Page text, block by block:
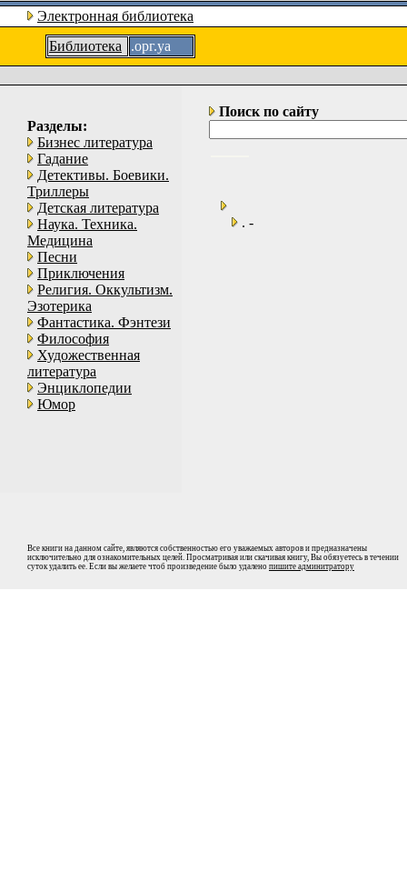
Электронная библиотека
Библиотека
.орг.уа
Разделы:
Бизнес литература
Гадание
Детективы. Боевики.
Триллеры
Детская литература
Наука. Техника.
Медицина
Песни
Приключения
Религия. Оккультизм.
Эзотерика
Фантастика. Фэнтези
Философия
Художественная
литература
Энциклопедии
Юмор
Поиск по сайту
. -
Все книги на данном сайте, являются собственностью его уважаемых авторов и предназначены
исключительно для ознакомительных целей. Просматривая или скачивая книгу, Вы обязуетесь в течении
суток удалить ее. Если вы желаете чтоб произведение было удалено пишите админитратору